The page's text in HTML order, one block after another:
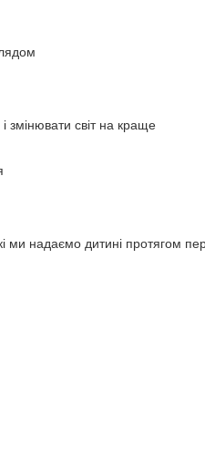
змінювати світ на краще
ми надаємо дитині протягом